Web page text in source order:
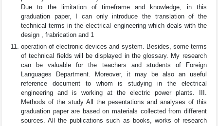
Due to the limitation of timeframe and knowledge, in this
graduation paper, I can only introduce the translation of the
technical terms in the electrical engineering which deals with the
design , frabrication and 1
operation of electronic devices and system. Besides, some terms
of technical fields will be displayed in the glossary. My research
can be valuable for the teachers and students of Foreign
Languages Department. Moreover, it may be also an useful
reference document to whom is studying in the electrical
engineering and is working at the electric power plants. III.
Methods of the study All the pesentations and analyses of this
graduation paper are based on materials collected from different
sources. All the publications such as books, works of research